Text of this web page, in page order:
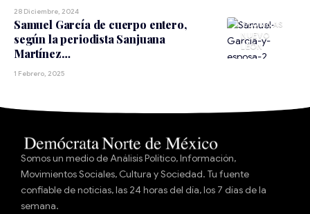
28 Diciembre, 2024
NUEVO
LEÓN
Samuel García de cuerpo entero,
según la periodista Sanjuana
Martínez…
1 Febrero, 2025
Somos un medio de Análisis Político, Información,
Movimientos Sociales, Cultura y Sociedad. Tu fuente
confiable de noticias, las 24 horas del día, los 7 días de la
semana.